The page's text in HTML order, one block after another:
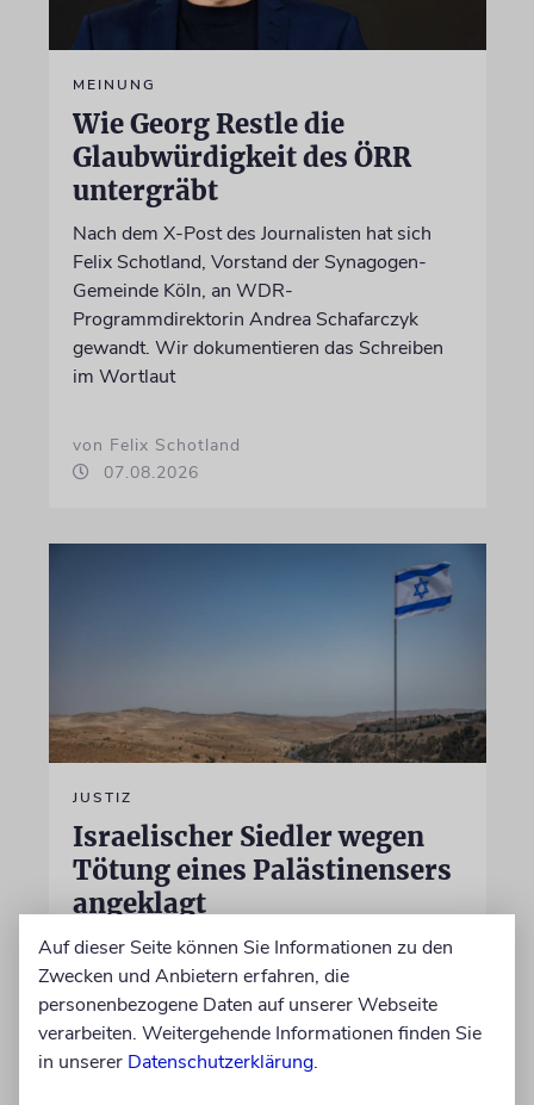
MEINUNG
Wie Georg Restle die
Glaubwürdigkeit des ÖRR
untergräbt
Nach dem X-Post des Journalisten hat sich
Felix Schotland, Vorstand der Synagogen-
Gemeinde Köln, an WDR-
Programmdirektorin Andrea Schafarczyk
gewandt. Wir dokumentieren das Schreiben
im Wortlaut
von Felix Schotland
07.08.2026
JUSTIZ
Israelischer Siedler wegen
Tötung eines Palästinensers
angeklagt
Der getötete Aktivist setzte sich gegen
Siedlergewalt ein und war an dem Oscar-
prämierten Film »No Other Land« beteiligt.
Jetzt steht der mutmaßliche Täter vor Gericht
Auf dieser Seite können Sie Informationen zu den
Zwecken und Anbietern erfahren, die
personenbezogene Daten auf unserer Webseite
verarbeiten. Weitergehende Informationen finden Sie
in unserer Datenschutzerklärung.